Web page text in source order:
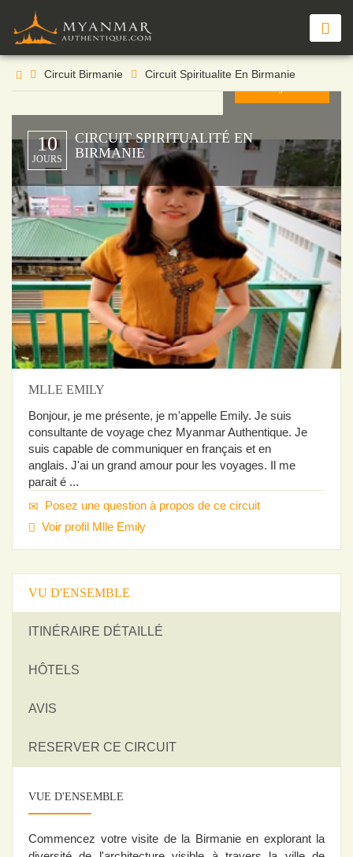
Circuit Birmanie Circuit Spiritualite En Birmanie
10
JOURS
CIRCUIT SPIRITUALITÉ EN
BIRMANIE
À partir de
€pers
MLLE EMILY
Bonjour, je me présente, je m'appelle Emily. Je suis
consultante de voyage chez Myanmar Authentique. Je
suis capable de communiquer en français et en
anglais. J'ai un grand amour pour les voyages. Il me
parait é ...
Posez une question à propos de ce circuit
Voir profil Mlle Emily
VU D'ENSEMBLE
ITINÉRAIRE DÉTAILLÉ
HÔTELS
AVIS
RESERVER CE CIRCUIT
VUE D'ENSEMBLE
Commencez votre visite de la Birmanie en explorant la